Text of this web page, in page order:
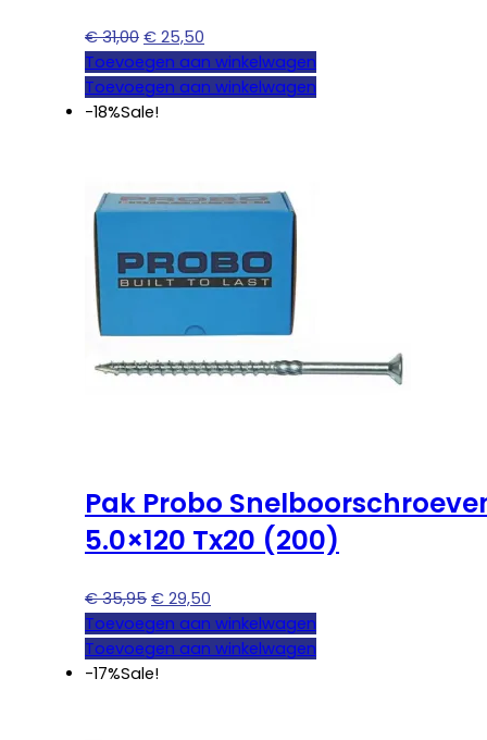
€31,00 Oorspronkelijke
prijs
was:
€ 31,00.
€ 25,50
prijs
is:
Toevoegen aan winkelwagen
Toevoegen aan winkelwagen
-18%Sale!
Pak Probo
5.0×120 Tx20 (200)
€35,95 Oorspronkelijke
prijs
was:
€ 35,95.
€ 29,50
prijs
is:
Toevoegen aan winkelwagen
Toevoegen aan winkelwagen
-17%Sale!